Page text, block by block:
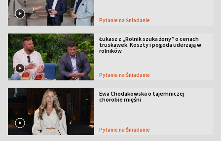
Pytanie na Śniadanie
Łukasz z „Rolnik szuka żony” o cenach
truskawek. Koszty i pogoda uderzają w
rolników
Pytanie na Śniadanie
Ewa Chodakowska o tajemniczej
chorobie mięśni
Pytanie na Śniadanie